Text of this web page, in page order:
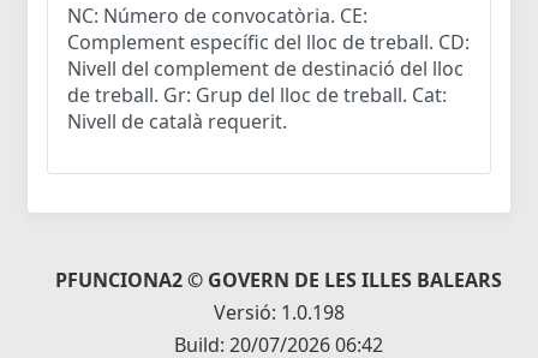
NC: Número de convocatòria. CE:
Complement específic del lloc de treball. CD:
Nivell del complement de destinació del lloc
de treball. Gr: Grup del lloc de treball. Cat:
Nivell de català requerit.
PFUNCIONA2 © GOVERN DE LES ILLES BALEARS
Versió: 1.0.198
Build: 20/07/2026 06:42